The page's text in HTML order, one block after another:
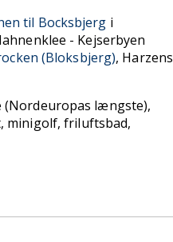
til Bocksbjerg i
- Kejserbyen
(Bloksbjerg), Harzens
(Nordeuropas længste),
minigolf, friluftsbad,